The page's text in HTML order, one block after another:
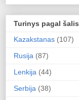
Turinys pagal šalis
Kazakstanas (107)
Rusija (87)
Lenkija (44)
Serbija (38)